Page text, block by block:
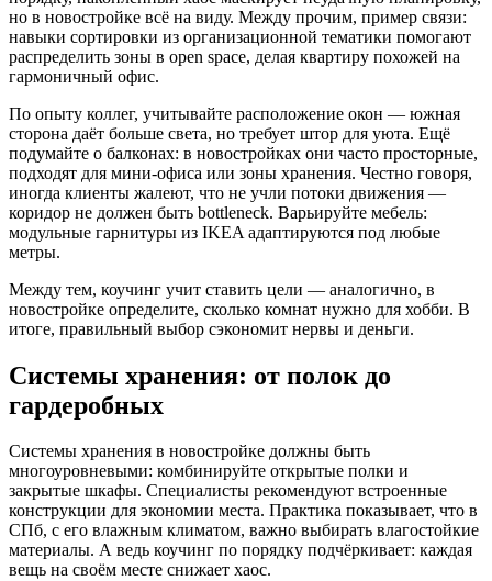
но в новостройке всё на виду. Между прочим, пример связи:
навыки сортировки из организационной тематики помогают
распределить зоны в open space, делая квартиру похожей на
гармоничный офис.
По опыту коллег, учитывайте расположение окон — южная
сторона даёт больше света, но требует штор для уюта. Ещё
подумайте о балконах: в новостройках они часто просторные,
подходят для мини-офиса или зоны хранения. Честно говоря,
иногда клиенты жалеют, что не учли потоки движения —
коридор не должен быть bottleneck. Варьируйте мебель:
модульные гарнитуры из IKEA адаптируются под любые
метры.
Между тем, коучинг учит ставить цели — аналогично, в
новостройке определите, сколько комнат нужно для хобби. В
итоге, правильный выбор сэкономит нервы и деньги.
Системы хранения: от полок до
гардеробных
Системы хранения в новостройке должны быть
многоуровневыми: комбинируйте открытые полки и
закрытые шкафы. Специалисты рекомендуют встроенные
конструкции для экономии места. Практика показывает, что в
СПб, с его влажным климатом, важно выбирать влагостойкие
материалы. А ведь коучинг по порядку подчёркивает: каждая
вещь на своём месте снижает хаос.